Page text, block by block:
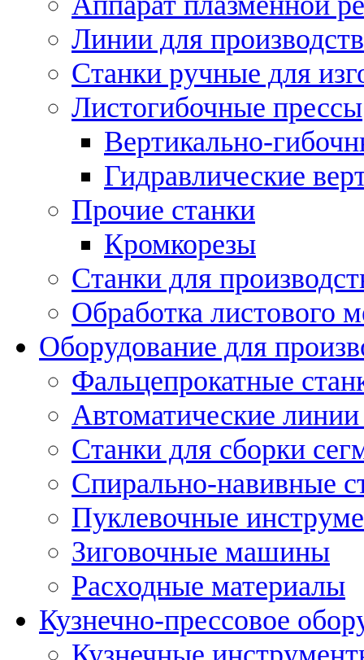
Линии для
Станки ручные для
Листогибочные прессы
Вертикально-
Гидравлические
Прочие станки
Кромкорезы
Станки для
Обработка листового
Оборудование для
Фальцепрокатные
Автоматические линии
Станки для сборки
Спирально-навивные
Пуклевочные
Зиговочные машины
Расходные материалы
Кузнечно-прессовое